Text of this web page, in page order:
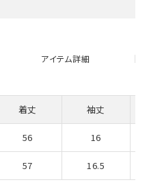
アイテム詳細
着丈 袖丈
56 16
57 16.5